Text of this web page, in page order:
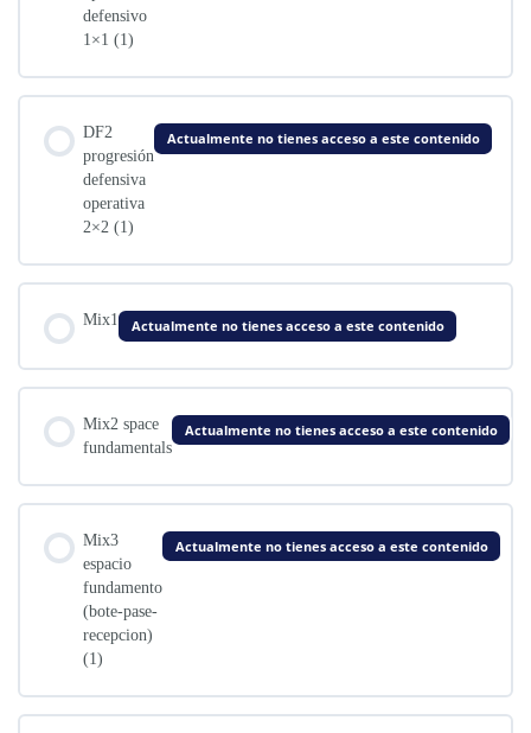
defensivo
1×1 (1)
DF2
progresión
defensiva
operativa
2×2 (1)
Actualmente no tienes acceso a este contenido
Mix1 Actualmente no tienes acceso a este contenido
Mix2 space
fundamentals
Actualmente no tienes acceso a este contenido
Mix3
espacio
fundamento
(bote-pase-
recepcion)
(1)
Actualmente no tienes acceso a este contenido